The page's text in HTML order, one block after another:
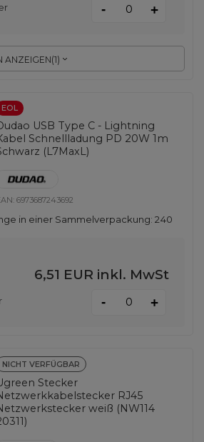
ANZEIGEN(1)
- +
EOL
USB Type C - Lightning
Schnellladung PD 20W 1m
(L7MaxL)
6973687243692
in einer Sammelverpackung:240
6,51 EUR inkl. MwSt
- +
NICHT VERFÜGBAR
Stecker
RJ45
weiß (NW114